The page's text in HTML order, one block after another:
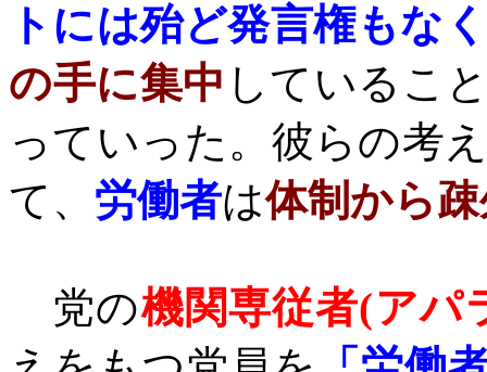
トには殆ど発言権もな
の手に集中 しているこ
っていった。彼らの考
て、 労働者は体制から
党の機関専従者(アパ